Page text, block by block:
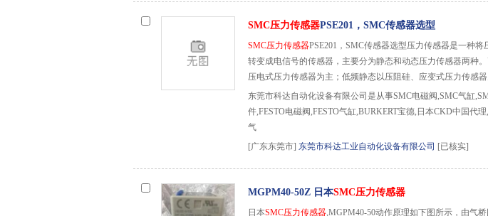
SMC压力传感器PSE201，SMC传感器选型
SMC压力传感器PSE201，SMC传感器选型压力传感器是一种将
转变成电信号的传感器，主要分为静态和动态压力传感器两种
压电式压力传感器为主；低频静态以压阻硅、应变式压力传感器
东莞市科达自动化设备有限公司是从事SMC电磁阀,SMC气缸
件,FESTO电磁阀,FESTO气缸,BURKERT宝德,日本CKD中国代理
气
[广东东莞市] 东莞市科达工业自动化设备有限公司 [已核实]
MGPM40-50Z 日本SMC压力传感器
日本SMC压力传感器,MGPM40-50动作原理如下图所示，由气